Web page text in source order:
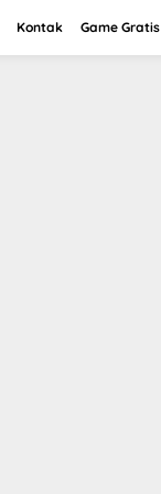
Kontak Game Gratis